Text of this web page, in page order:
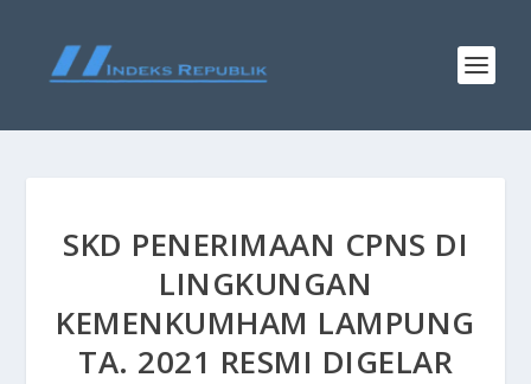
SKD PENERIMAAN CPNS DI
LINGKUNGAN
KEMENKUMHAM LAMPUNG
TA. 2021 RESMI DIGELAR